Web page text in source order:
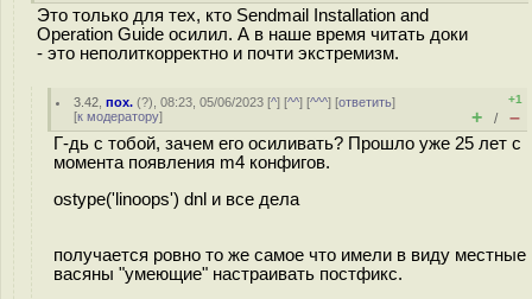
Это только для тех, кто Sendmail Installation and
Operation Guide осилил. А в наше время читать доки
- это неполиткорректно и почти экстремизм.
3.42 ,пох. (?), 08:23, 05/06/2023 [^] [^^] [^^^] [ответить]
[к модератору]
+1
+ / –
Г-дь с тобой, зачем его осиливать? Прошло уже 25 лет с
момента появления m4 конфигов.
ostype('linoops') dnl и все дела
получается ровно то же самое что имели в виду местные
васяны "умеющие" настраивать постфикс.